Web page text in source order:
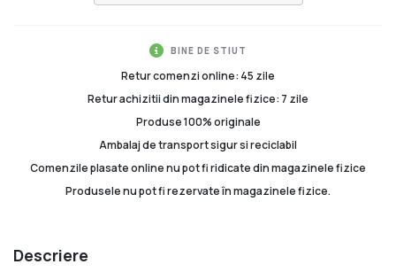
BINE DE STIUT
Retur comenzi online: 45 zile
Retur achizitii din magazinele fizice: 7 zile
Produse 100% originale
Ambalaj de transport sigur si reciclabil
Comenzile plasate online nu pot fi ridicate din magazinele fizice
Produsele nu pot fi rezervate în magazinele fizice.
Descriere